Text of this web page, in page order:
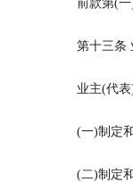
前款第(一)
第十三条 业
业主(代表)
(一)制定和
(二)制定和